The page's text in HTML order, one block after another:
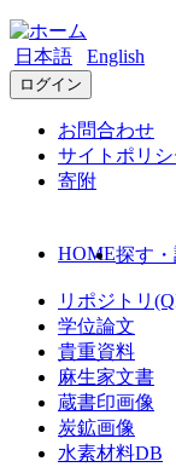
日本語 English
ログイン
お問合わせ
サイトポリシ
寄附
HOME探す
リポジトリ
学位論文
貴重資料
麻生家文書
蔵書印画像
炭鉱画像
水素材料DB